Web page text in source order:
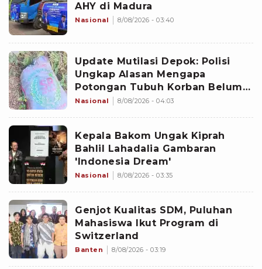
AHY di Madura
Nasional 8/08/2026 - 03:40
Update Mutilasi Depok: Polisi
Ungkap Alasan Mengapa
Potongan Tubuh Korban Belum
Juga Ditemukan
Nasional 8/08/2026 - 04:03
Kepala Bakom Ungak Kiprah
Bahlil Lahadalia Gambaran
'Indonesia Dream'
Nasional 8/08/2026 - 03:35
Genjot Kualitas SDM, Puluhan
Mahasiswa Ikut Program di
Switzerland
Banten 8/08/2026 - 03:19